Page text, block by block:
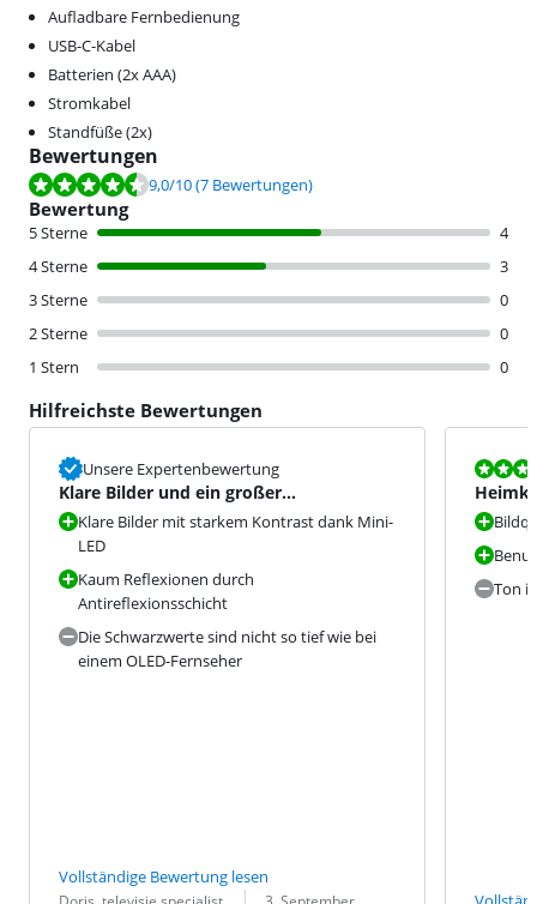
Aufladbare Fernbedienung
USB-C-Kabel
Batterien (2x AAA)
Stromkabel
Standfüße (2x)
Bewertungen
Bewertet mit 9,0 von 10, basierend auf 7 Bewertungen.
9,0/10(7 Bewertungen)
Bewertung
5 Sterne
4
4 Sterne
3
3 Sterne
0
2 Sterne
0
1 Stern
0
Hilfreichste Bewertungen
Unsere Expertenbewertung
Klare Bilder und ein großer
Betrachtungswinkel
Klare Bilder mit starkem Kontrast dank Mini-
LED
Kaum Reflexionen durch
Antireflexionsschicht
Die Schwarzwerte sind nicht so tief wie bei
einem OLED-Fernseher
Vollständige Bewertung lesen
Bewertung von:
Datum:
Bewertet
Ton